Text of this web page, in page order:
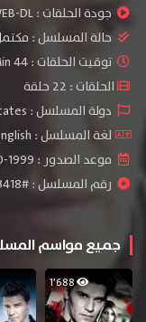
جودة الحلقات :DL
حالة المسلسل :
توقيت الحلقات : 44 Minد
الحلقات : 22 حلقة
دولة المسلسل : United States
لغة المسلسل : English
موعد الصدور : 1999-10-05
رقم المسلسل : #303418
جميع مواسم
1٬688